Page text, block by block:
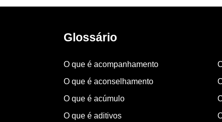
Glossário
O que é acompanhamento
O que é aconselhamento
O que é acúmulo
O que é aditivos